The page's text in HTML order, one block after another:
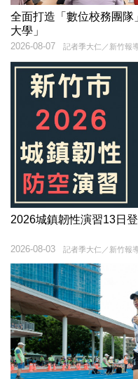
全面打造「數位校務團
大學」
記者季大仁／新竹報
2026-08-07
2026城鎮韌性演習13日
記者季大仁／新竹報
2026-08-03